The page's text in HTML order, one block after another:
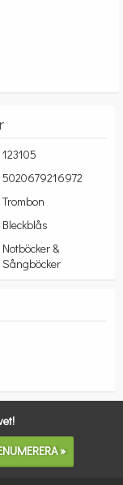
123105
5020679216972
Trombon
Bleckblås
Notböcker &
Sångböcker